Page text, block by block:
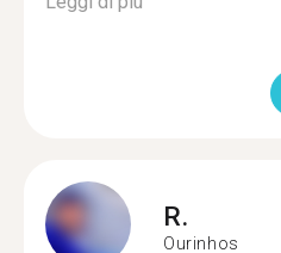
R.
Ourinhos